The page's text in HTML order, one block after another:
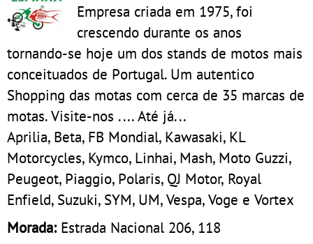
Empresa criada em 1975, foi
crescendo durante os anos
tornando-se hoje um dos stands de motos mais
conceituados de Portugal. Um autentico
Shopping das motas com cerca de 35 marcas de
motas. Visite-nos .... Até já...
Aprilia, Beta, FB Mondial, Kawasaki, KL
Motorcycles, Kymco, Linhai, Mash, Moto Guzzi,
Peugeot, Piaggio, Polaris, QJ Motor, Royal
Enfield, Suzuki, SYM, UM, Vespa, Voge e Vortex
Morada: Estrada Nacional 206, 118